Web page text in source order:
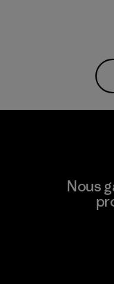
Nous